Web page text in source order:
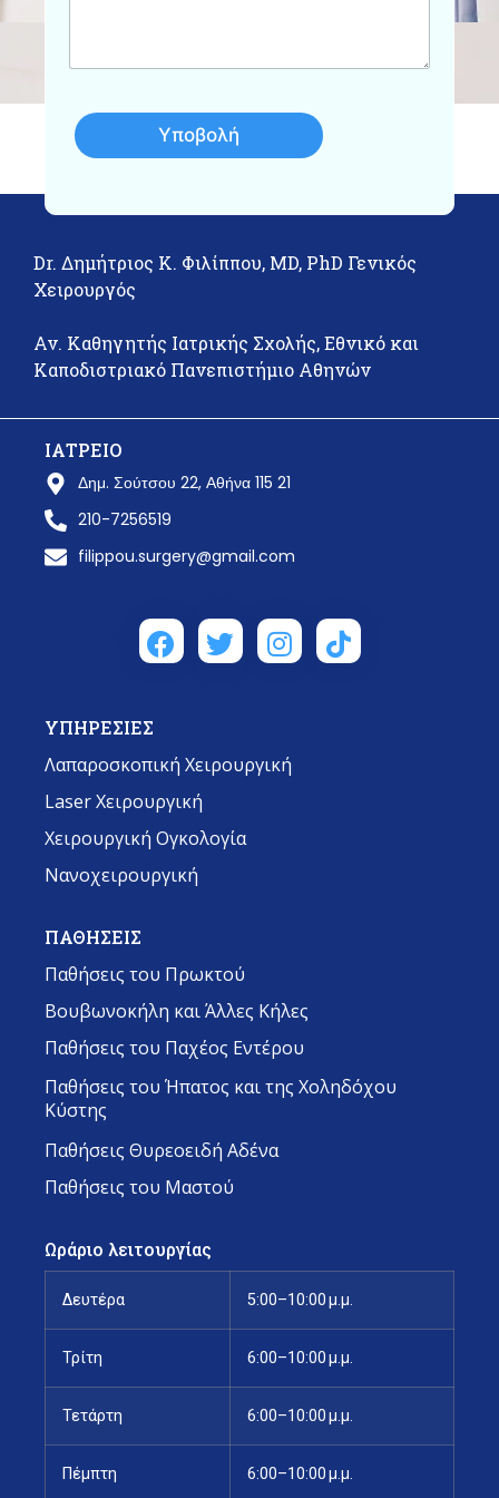
Υποβολή
Dr. Δημήτριος Κ. Φιλίππου, MD, PhD Γενικός
Χειρουργός
Αν. Καθηγητής Ιατρικής Σχολής, Εθνικό και
Καποδιστριακό Πανεπιστήμιο Αθηνών
ΙΑΤΡΕΙΟ
Δημ. Σούτσου 22, Αθήνα 115 21
210-7256519
filippou.surgery@gmail.com
ΥΠΗΡΕΣΙΕΣ
Λαπαροσκοπική Χειρουργική
Laser Χειρουργική
Χειρουργική Ογκολογία
Νανοχειρουργική
ΠΑΘΗΣΕΙΣ
Παθήσεις του Πρωκτού
Βουβωνοκήλη και Άλλες Κήλες
Παθήσεις του Παχέος Εντέρου
Παθήσεις του Ήπατος και της Χοληδόχου
Κύστης
Παθήσεις Θυρεοειδή Αδένα
Παθήσεις του Μαστού
Ωράριο λειτουργίας
Δευτέρα 5:00–10:00 μ.μ.
Τρίτη 6:00–10:00 μ.μ.
Τετάρτη 6:00–10:00 μ.μ.
Πέμπτη 6:00–10:00 μ.μ.